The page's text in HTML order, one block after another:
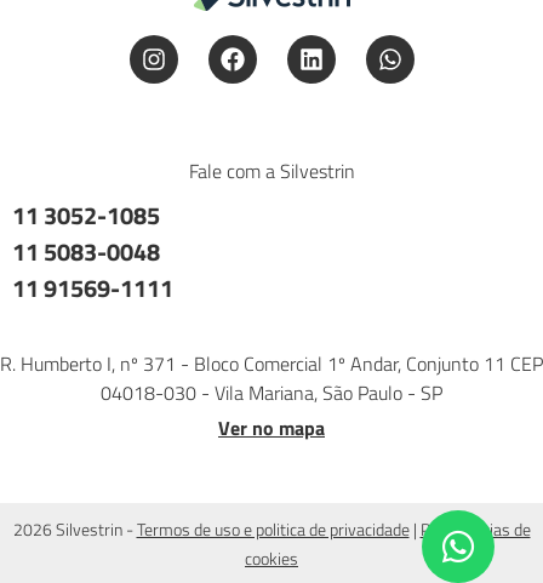
Fale com a Silvestrin
11 3052-1085
11 5083-0048
11 91569-1111
R. Humberto I, nº 371 - Bloco Comercial 1º Andar, Conjunto 11 CEP
04018-030 - Vila Mariana, São Paulo - SP
Ver no mapa
2026 Silvestrin -Termos de uso e politica de privacidade| Preferências de
cookies